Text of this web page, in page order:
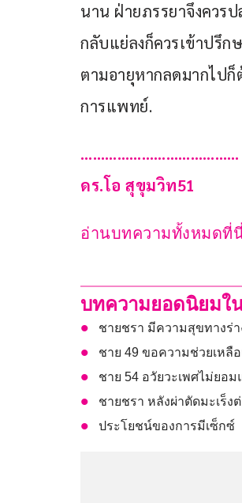
นาน ฝ่ายภรรยาจึงควร
กลับแย่ลงก็ควรเข้าปรึก
ตามอายุหากลดมากไป
การแพทย์.
…………………………………
ดร.โอ สุขุมวิท51
อ่านบทความทั้งหมดที่
บทความยอดนิยมใ
ชายชรา มีความสุขทางร่
ชาย 49 ขอความช่วยเหลื
ชาย 54 อวัยวะเพศไม่ยอ
ชายชรา หลังผ่าตัดมะเร็
ประโยชน์ของการมีเซ็กซ์